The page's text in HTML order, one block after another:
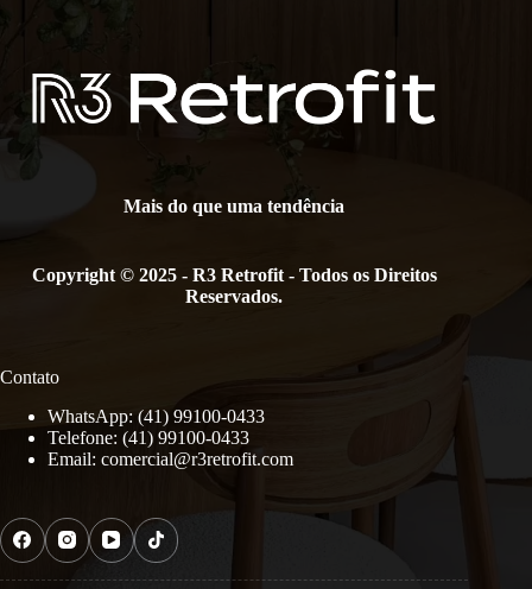
Mais do que uma tendência
Copyright © 2025 - R3 Retrofit - Todos os Direitos
Reservados.
Contato
WhatsApp: (41) 99100-0433
Telefone: (41) 99100-0433
Email: comercial@r3retrofit.com